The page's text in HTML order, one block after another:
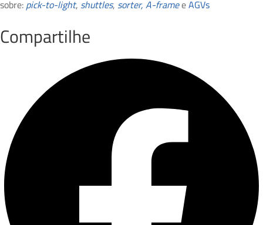
sobre: pick-to-light, shuttles, sorter, A-frameeAGVs
Compartilhe